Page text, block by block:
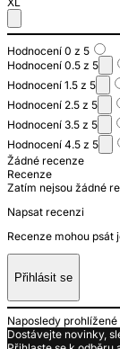
Hodnocení 0 z 5
Hodnocení 0.5 z 5
Hodnocení 1.5 z 5
Hodnocení 2.5 z 5
Hodnocení 3.5 z 5
Hodnocení 4.5 z 5
Žádné recenze
Recenze
Zatím nejsou žádné
Napsat recenzi
Recenze mohou psát
Přihlásit se
Naposledy prohlížené
Dostávejte novinky,